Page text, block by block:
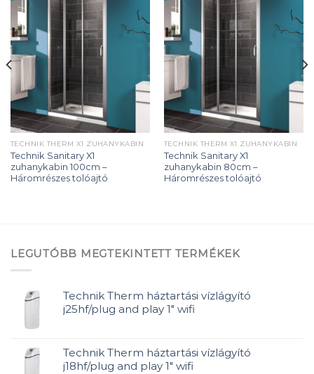
Add to
wishlist
TECHNIK THERM X1 ZUHANYKABIN
Technik Sanitary X1
zuhanykabin 100cm –
Háromrészes tolóajtó
Add to
wishlist
TECHNIK THERM X1 ZUHANYKABIN
Technik Sanitary X1
zuhanykabin 80cm –
Háromrészes tolóajtó
LEGUTÓBB MEGTEKINTETT TERMÉKEK
Technik Therm háztartási vízlágyító
j25hf/plug and play 1" wifi
Technik Therm háztartási vízlágyító
j18hf/plug and play 1" wifi